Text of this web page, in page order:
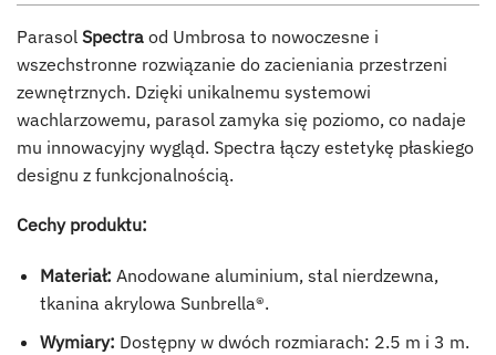
Parasol Spectra od Umbrosa to nowoczesne i
wszechstronne rozwiązanie do zacieniania przestrzeni
zewnętrznych. Dzięki unikalnemu systemowi
wachlarzowemu, parasol zamyka się poziomo, co nadaje
mu innowacyjny wygląd. Spectra łączy estetykę płaskiego
designu z funkcjonalnością.
Cechy produktu:
Materiał: Anodowane aluminium, stal nierdzewna,
tkanina akrylowa Sunbrella®.
Wymiary: Dostępny w dwóch rozmiarach: 2.5 m i 3 m.